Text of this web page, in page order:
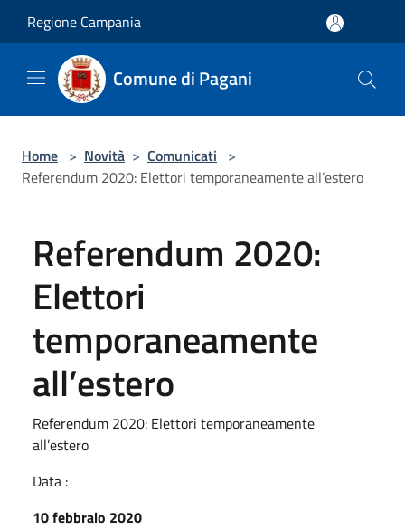
Regione Campania
Comune di Pagani
Home > Novità > Comunicati >
Referendum 2020: Elettori temporaneamente all’estero
Referendum 2020:
Elettori
temporaneamente
all’estero
Referendum 2020: Elettori temporaneamente
all’estero
Data :
10 febbraio 2020